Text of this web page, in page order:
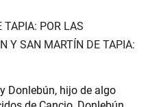
TAPIA: POR LAS
Y SAN MARTÍN DE TAPIA:
Donlebún, hijo de algo